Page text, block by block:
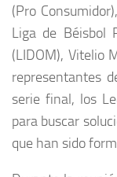
(Pro
Liga de Béisbol
(LIDOM), Vitelio
representantes
serie final, los
para buscar
que han sido